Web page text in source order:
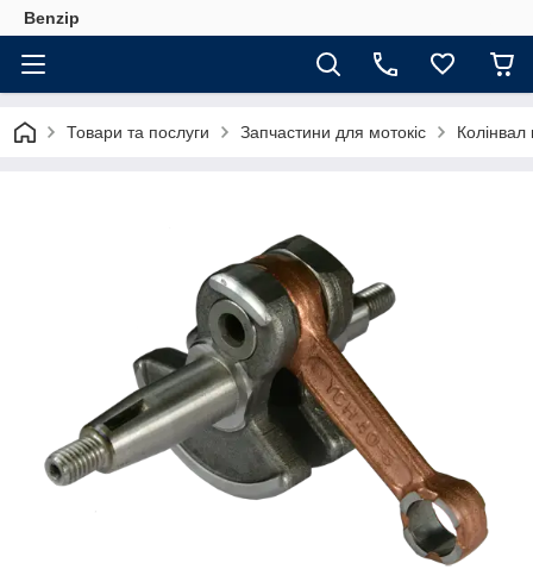
Benzip
Товари та послуги Запчастини для мотокіс